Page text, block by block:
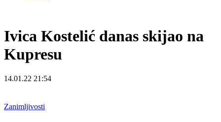
Ivica Kostelić danas skijao na
Kupresu
14.01.22 21:54
Zanimljivosti